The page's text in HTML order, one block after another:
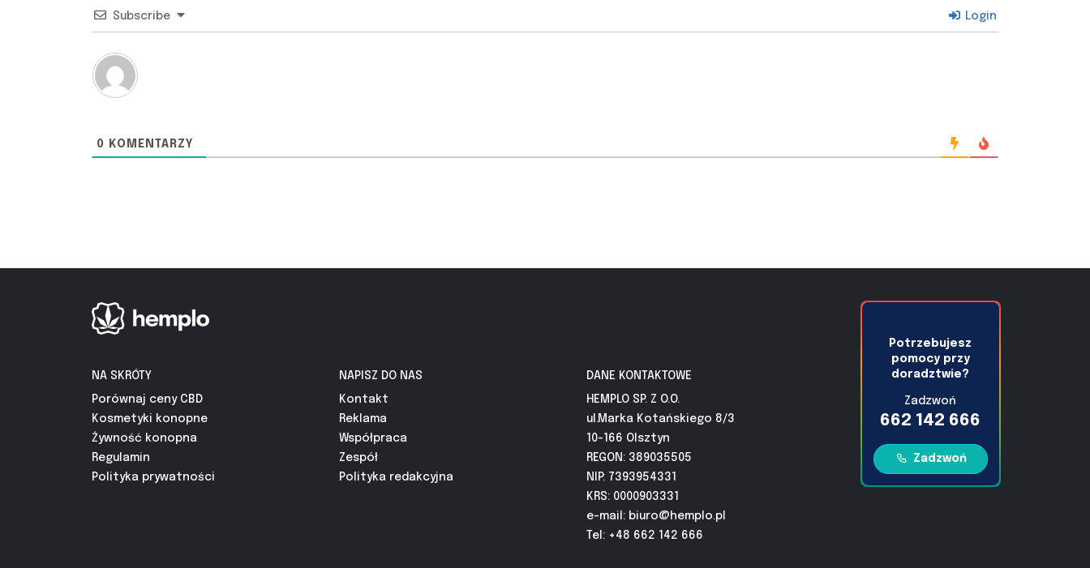
Subscribe Login
0 KOMENTARZY
NA SKRÓTY
Porównaj ceny CBD
Kosmetyki konopne
Żywność konopna
Regulamin
Polityka prywatności
NAPISZ DO NAS
Kontakt
Reklama
Współpraca
Zespół
Polityka redakcyjna
DANE KONTAKTOWE
HEMPLO SP. Z O.O.
ul.Marka Kotańskiego 8/3
10-166 Olsztyn
REGON: 389035505
NIP: 7393954331
KRS: 0000903331
e-mail: biuro@hemplo.pl
Tel: +48 662 142 666
Potrzebujesz
pomocy przy
doradztwie?
Zadzwoń
662 142 666
Zadzwoń